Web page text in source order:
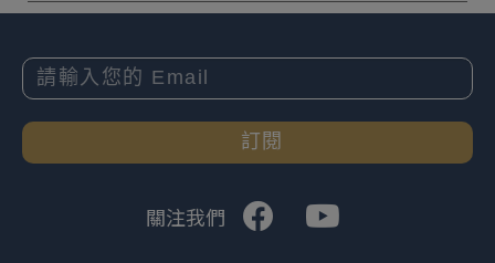
關注我們
訂閱